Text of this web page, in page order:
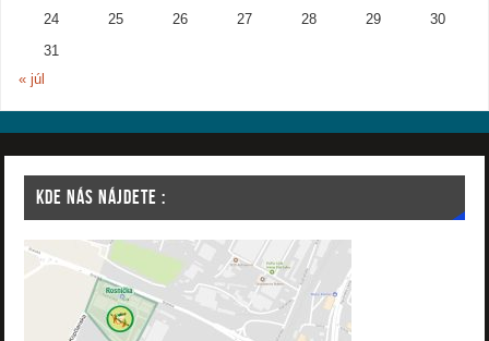
24 25 26 27 28 29 30
31
« júl
KDE NÁS NÁJDETE :